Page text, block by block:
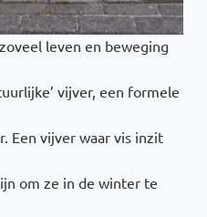
leven en beweging
vijver, een formele
Een vijver waar vis inzit
om ze in de winter te